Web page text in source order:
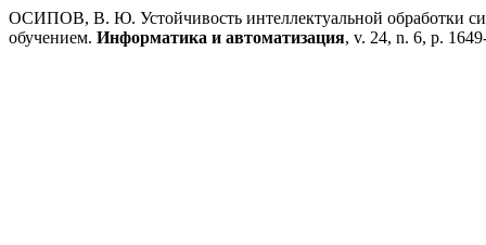
ОСИПОВ, В. Ю. Устойчивость интеллектуальной обработки
обучением. Информатика и автоматизация, v. 24, n. 6, p.